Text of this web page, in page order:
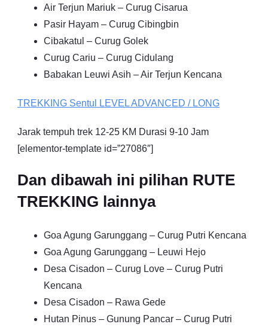
Air Terjun Mariuk – Curug Cisarua
Pasir Hayam – Curug Cibingbin
Cibakatul – Curug Golek
Curug Cariu – Curug Cidulang
Babakan Leuwi Asih – Air Terjun Kencana
TREKKING Sentul LEVEL ADVANCED / LONG
Jarak tempuh trek 12-25 KM Durasi 9-10 Jam
[elementor-template id=”27086″]
Dan dibawah ini pilihan RUTE
TREKKING lainnya
Goa Agung Garunggang – Curug Putri Kencana
Goa Agung Garunggang – Leuwi Hejo
Desa Cisadon – Curug Love – Curug Putri
Kencana
Desa Cisadon – Rawa Gede
Hutan Pinus – Gunung Pancar – Curug Putri